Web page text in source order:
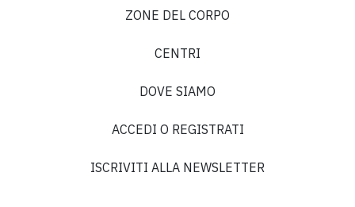
ZONE DEL CORPO
CENTRI
DOVE SIAMO
ACCEDI O REGISTRATI
ISCRIVITI ALLA NEWSLETTER